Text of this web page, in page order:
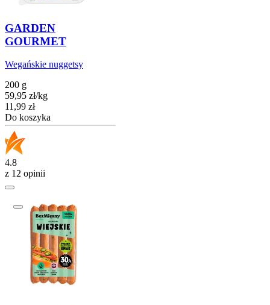
GARDEN
GOURMET
Wegańskie nuggetsy
200 g
59,95 zł/kg
Cena
11,99 zł
Do koszyka
4.8
z 12 opinii